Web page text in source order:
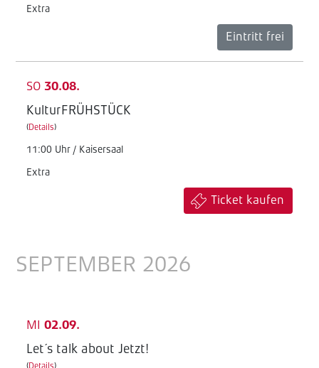
Extra
Eintritt frei
SO 30.08.
KulturFRÜHSTÜCK
(Details)
11:00 Uhr / Kaisersaal
Extra
Ticket kaufen
SEPTEMBER 2026
MI 02.09.
Let´s talk about Jetzt!